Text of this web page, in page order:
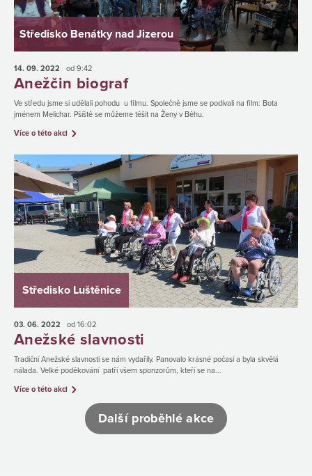
Středisko Benátky nad Jizerou
14. 09. 2022 od 9:42
Anežčin biograf
Ve středu jsme si udělali pohodu u filmu. Společně jsme se podívali na film: Bota
jménem Melichar. Pšíště se můžeme těšit na Ženy v Běhu.
Více o této akci
Středisko Luštěnice
03. 06. 2022 od 16:02
Anežské slavnosti
Tradiční Anežské slavnosti se nám vydařily. Panovalo krásné počasí a byla skvělá
nálada. Velké poděkování patří všem sponzorům, kteří se na...
Více o této akci
Další proběhlé akce